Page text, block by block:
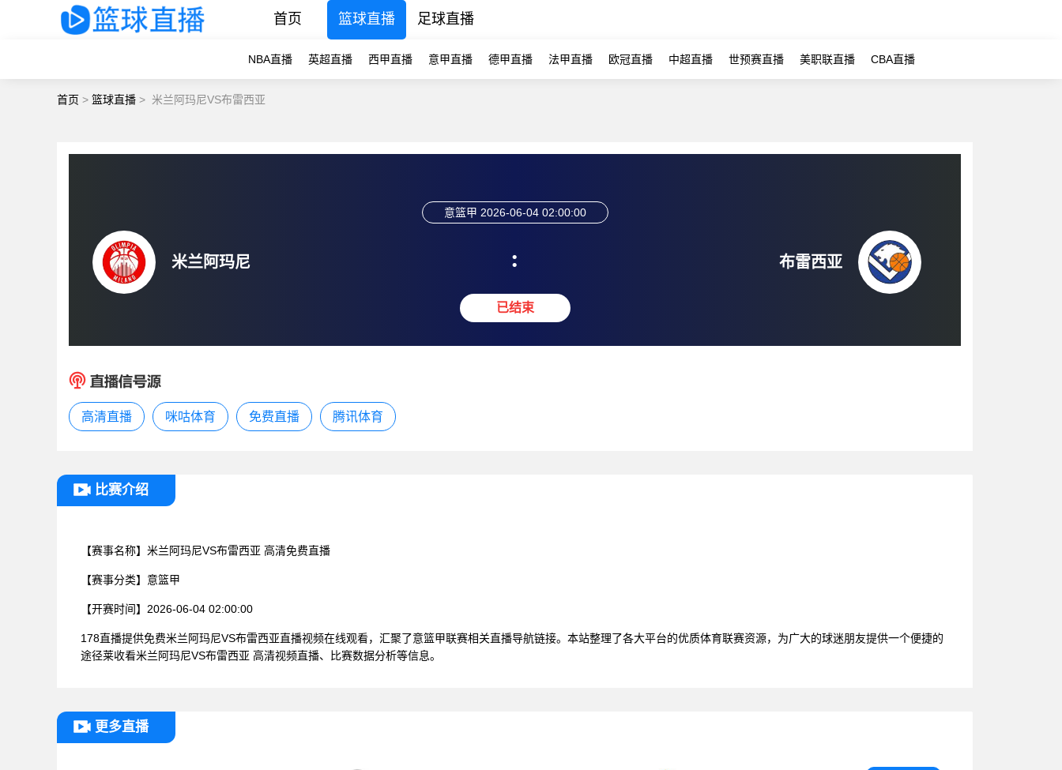
首页 篮球直播 足球直播
NBA直播 英超直播 西甲直播 意甲直播 德甲直播 法甲直播 欧冠直播 中超直播 世预赛直播 美职联直播 CBA直播
首页 > 篮球直播 > 米兰阿玛尼VS布雷西亚
米兰阿玛尼
意篮甲 2026-06-04 02:00:00
:
已结束
布雷西亚
高清直播 咪咕体育 免费直播 腾讯体育
比赛介绍
【赛事名称】 米兰阿玛尼VS布雷西亚 高清免费直播
【赛事分类】 意篮甲
【开赛时间】 2026-06-04 02:00:00
178直播提供免费米兰阿玛尼VS布雷西亚直播视频在线观看，汇聚了意篮甲联赛相关直播导航链接。本站整理了各大平台的优质体育联赛资源，为广大的球迷朋友提供一个便捷的
途径莱收看米兰阿玛尼VS布雷西亚 高清视频直播、比赛数据分析等信息。
更多直播